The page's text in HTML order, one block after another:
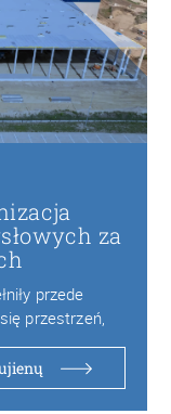
za
przede
przestrzeń,